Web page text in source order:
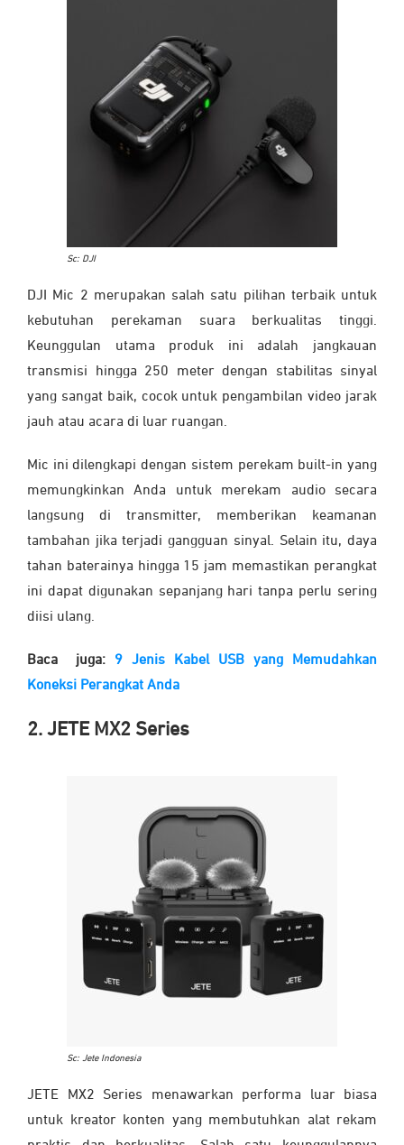
Sc: DJI
DJI Mic 2 merupakan salah satu pilihan terbaik untuk
kebutuhan perekaman suara berkualitas tinggi.
Keunggulan utama produk ini adalah jangkauan
transmisi hingga 250 meter dengan stabilitas sinyal
yang sangat baik, cocok untuk pengambilan video jarak
jauh atau acara di luar ruangan.
Mic ini dilengkapi dengan sistem perekam built-in yang
memungkinkan Anda untuk merekam audio secara
langsung di transmitter, memberikan keamanan
tambahan jika terjadi gangguan sinyal. Selain itu, daya
tahan baterainya hingga 15 jam memastikan perangkat
ini dapat digunakan sepanjang hari tanpa perlu sering
diisi ulang.
Baca juga: 9 Jenis Kabel USB yang Memudahkan
Koneksi Perangkat Anda
2. JETE MX2 Series
Sc: Jete Indonesia
JETE MX2 Series menawarkan performa luar biasa
untuk kreator konten yang membutuhkan alat rekam